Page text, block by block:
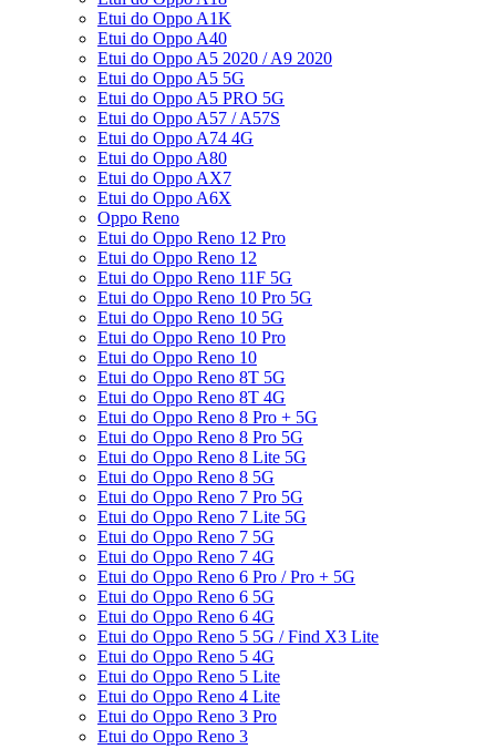
Etui do Oppo A1K
Etui do Oppo A40
Etui do Oppo A5 2020 / A9 2020
Etui do Oppo A5 5G
Etui do Oppo A5 PRO 5G
Etui do Oppo A57 / A57S
Etui do Oppo A74 4G
Etui do Oppo A80
Etui do Oppo AX7
Etui do Oppo A6X
Oppo Reno
Etui do Oppo Reno 12 Pro
Etui do Oppo Reno 12
Etui do Oppo Reno 11F 5G
Etui do Oppo Reno 10 Pro 5G
Etui do Oppo Reno 10 5G
Etui do Oppo Reno 10 Pro
Etui do Oppo Reno 10
Etui do Oppo Reno 8T 5G
Etui do Oppo Reno 8T 4G
Etui do Oppo Reno 8 Pro + 5G
Etui do Oppo Reno 8 Pro 5G
Etui do Oppo Reno 8 Lite 5G
Etui do Oppo Reno 8 5G
Etui do Oppo Reno 7 Pro 5G
Etui do Oppo Reno 7 Lite 5G
Etui do Oppo Reno 7 5G
Etui do Oppo Reno 7 4G
Etui do Oppo Reno 6 Pro / Pro + 5G
Etui do Oppo Reno 6 5G
Etui do Oppo Reno 6 4G
Etui do Oppo Reno 5 5G / Find X3 Lite
Etui do Oppo Reno 5 4G
Etui do Oppo Reno 5 Lite
Etui do Oppo Reno 4 Lite
Etui do Oppo Reno 3 Pro
Etui do Oppo Reno 3